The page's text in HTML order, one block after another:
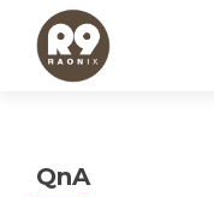
QnA